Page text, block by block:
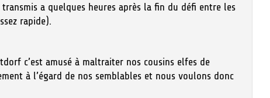
a quelques heures après la fin du défi entre les
rapide).
c’est amusé à maltraiter nos cousins elfes de
à l’égard de nos semblables et nous voulons donc